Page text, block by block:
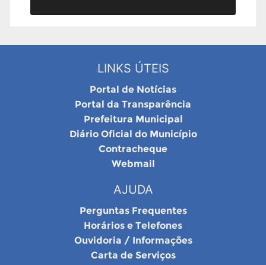
LINKS ÚTEIS
Portal de Notícias
Portal da Transparência
Prefeitura Municipal
Diário Oficial do Município
Contracheque
Webmail
AJUDA
Perguntas Frequentes
Horários e Telefones
Ouvidoria / Informações
Carta de Serviços